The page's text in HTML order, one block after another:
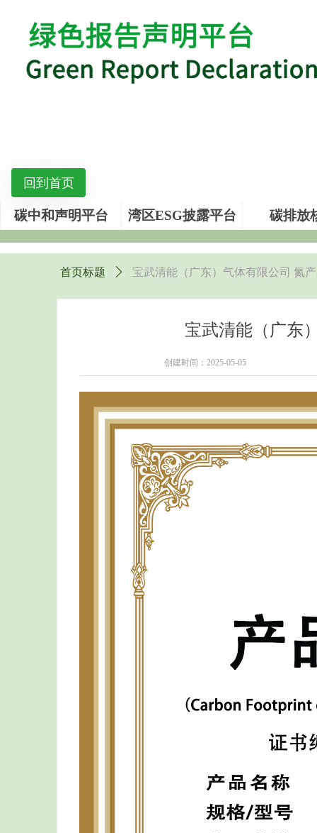
碳中和声明平台 湾区ESG披露平台 碳排放
回到首页
宝武清能（广东
创建时间： 2025-05-05
首页标题 ꄲ 宝武清能（广东）气体有限公司 氮